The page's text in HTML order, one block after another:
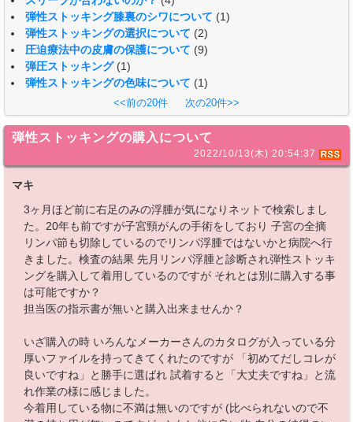
弾性ストッキング膝裏のシワについて (1)
弾性ストッキングの選択について (2)
圧迫療法中の皮膚の保護について (9)
弾圧ストッキング (1)
弾性ストッキングの色味について (1)
<<前の20件
次の20件>>
弾性ストッキングの購入について
2022/10/13(木) 20:54:37
マキ
3ヶ月ほど前に右足のみの浮腫が気になりネットで検索しまし
た。20年も前ですが子宮頸がんの手術をしており 子宮の全摘
リンパ節も切除しているのでリンパ浮腫ではないかと病院へ行
きました。検査の結果 先月リンパ浮腫と診断され弾性ストッキ
ングを購入して着用しているのですが それとは別に購入する事
は可能ですか？
担当医の指示書が無いと購入出来ませんか？
いざ購入の時 いろんなメーカーさんのカタログが入っている分
厚いファイルを持ってきてくれたのですが 「初めてだしコレが
良いですね」と勝手に選ばれ 試着すると「大丈夫ですね」と流
れ作業の様に感じました。
今着用している物に不満は無いのですが (比べられないので不